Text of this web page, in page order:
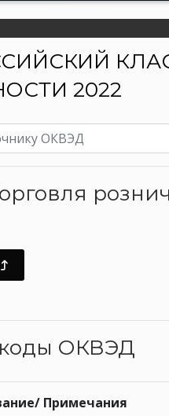
САХАРОМ В
2022
ОКВЭД
Примечания